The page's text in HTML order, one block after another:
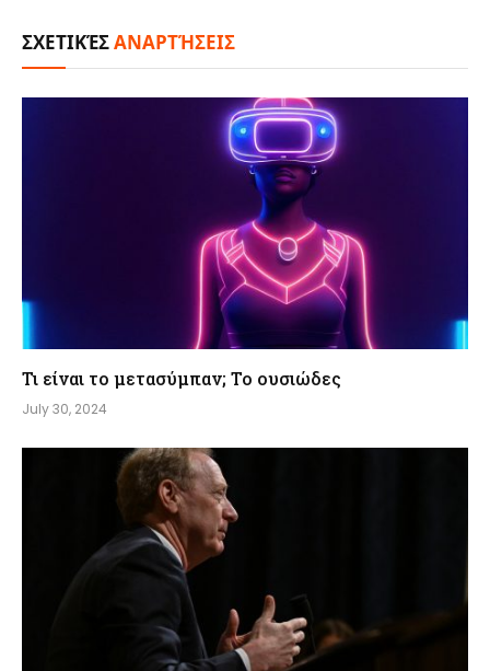
ΣΧΕΤΙΚΈΣΑΝΑΡΤΉΣΕΙΣ
Τι είναι το μετασύμπαν; Το ουσιώδες
July 30, 2024